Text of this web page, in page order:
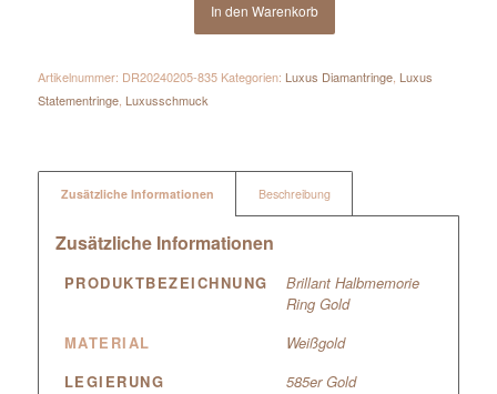
In den Warenkorb
Artikelnummer: DR20240205-835 Kategorien: Luxus Diamantringe, Luxus
Statementringe, Luxusschmuck
Zusätzliche Informationen Beschreibung
Zusätzliche Informationen
PRODUKTBEZEICHNUNG
Brillant Halbmemorie
Ring Gold
MATERIAL
Weißgold
LEGIERUNG
585er Gold